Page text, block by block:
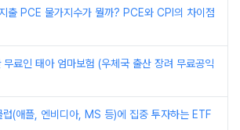
출 PCE 물가지수가 뭘까? PCE와 CPI의 차이점
무료인 태아 엄마보험 (우체국 출산 장려 무료공익
럽(애플, 엔비디아, MS 등)에 집중 투자하는 ETF